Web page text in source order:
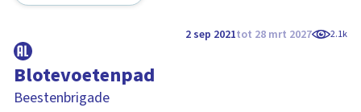
2 sep 2021tot 28 mrt 2027 2.1k
Blotevoetenpad
Beestenbrigade